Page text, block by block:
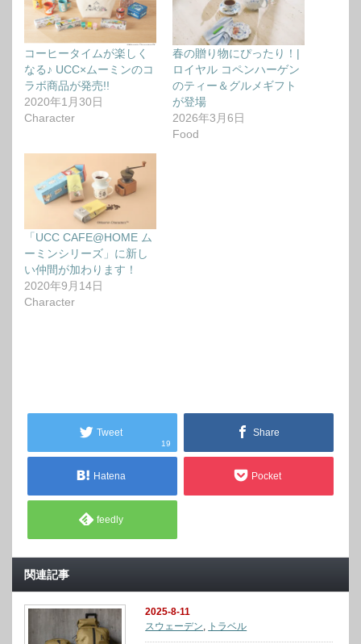
コーヒータイムが楽しく
なる♪ UCC×ムーミンのコ
ラボ商品が発売!!
2020年1月30日
Character
春の贈り物にぴったり！|
ロイヤル コペンハーゲン
のティー＆グルメギフト
が登場
2026年3月6日
Food
「UCC CAFE@HOME ム
ーミンシリーズ」に新し
い仲間が加わります！
2020年9月14日
Character
Tweet
19
Share
Hatena Pocket
feedly
関連記事
2025-8-11
スウェーデン, トラベル